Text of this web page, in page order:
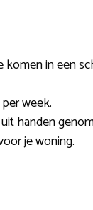
komen in een
week.
handen
je woning.